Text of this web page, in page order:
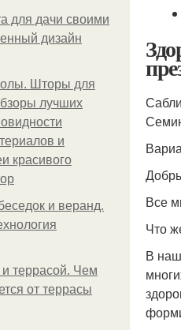
для дачи своими
дизайн
Шторы для
лучших
и
красивого
и веранд.
террасой. Чем
от террасы
Все
Что
В